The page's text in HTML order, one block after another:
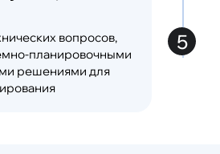
вопросов,
планировочными
решениями для
5